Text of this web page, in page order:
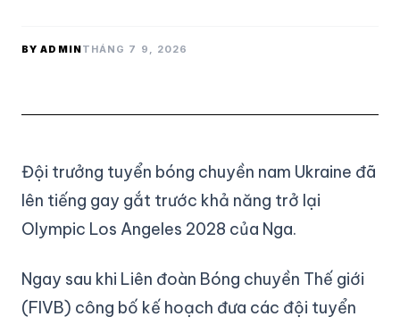
BY ADMINTHÁNG 7 9, 2026
Đội trưởng tuyển bóng chuyền nam Ukraine đã
lên tiếng gay gắt trước khả năng trở lại
Olympic Los Angeles 2028 của Nga.
Ngay sau khi Liên đoàn Bóng chuyền Thế giới
(FIVB) công bố kế hoạch đưa các đội tuyển